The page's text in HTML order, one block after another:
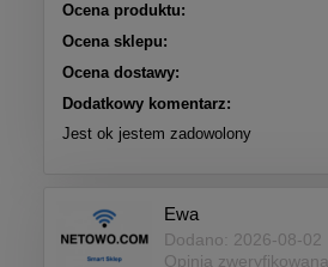
Ocena produktu:
Ocena sklepu:
Ocena dostawy:
Dodatkowy komentarz:
Jest ok jestem zadowolony
Ewa
Dodano: 2026-08-02
Opinia zweryfikowana